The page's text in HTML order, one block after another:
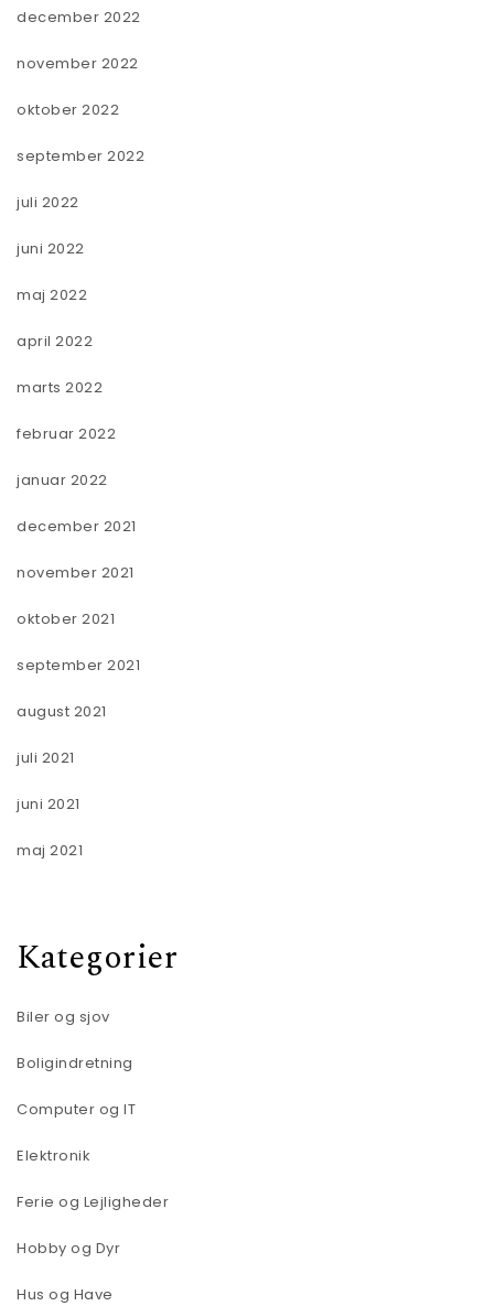
december 2022
november 2022
oktober 2022
september 2022
juli 2022
juni 2022
maj 2022
april 2022
marts 2022
februar 2022
januar 2022
december 2021
november 2021
oktober 2021
september 2021
august 2021
juli 2021
juni 2021
maj 2021
Kategorier
Biler og sjov
Boligindretning
Computer og IT
Elektronik
Ferie og Lejligheder
Hobby og Dyr
Hus og Have